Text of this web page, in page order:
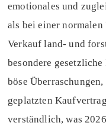
emotionales und
als bei einer
Verkauf land- und
besondere
böse
geplatzten
verständlich, was